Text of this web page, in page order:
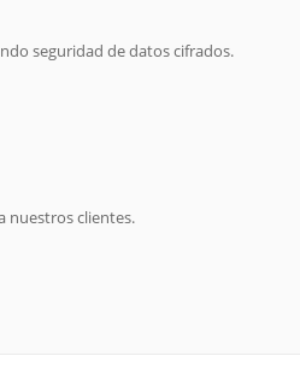
seguridad de datos cifrados.
nuestros clientes.